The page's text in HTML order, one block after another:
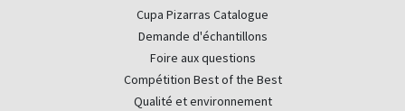
Cupa Pizarras Catalogue
Demande d'échantillons
Foire aux questions
Compétition Best of the Best
Qualité et environnement